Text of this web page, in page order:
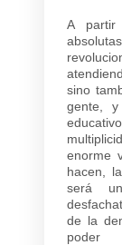
A partir
sino
gente,
enorme
hacen,
será
de la